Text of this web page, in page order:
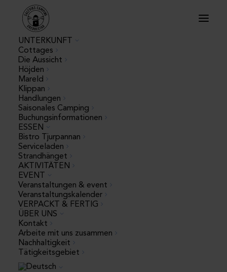
UNTERKUNFT
Cottages
Die Aussicht
Höjden
Mareld
Klippan
Handlungen
Saisonales Camping
Buchungsinformationen
ESSEN
Bistro Tjurpannan
Serviceladen
Strandhänget
AKTIVITÄTEN
EVENT
Veranstaltungen & event
Veranstaltungskalender
VERPACKT & FERTIG
ÜBER UNS
Kontakt
Arbeite mit uns zusammen
Nachhaltigkeit
Tätigkeitsgebiet
Datum
auswählen.
List
of
Veranstaltungen
in
Photo
View
AUG.
7
Ansiktsmålning &
jättesåpbubblor
16:30– 17:30